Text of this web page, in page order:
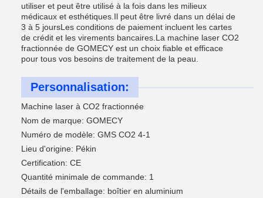
utiliser et peut être utilisé à la fois dans les milieux
médicaux et esthétiques.Il peut être livré dans un délai de
3 à 5 joursLes conditions de paiement incluent les cartes
de crédit et les virements bancaires.La machine laser CO2
fractionnée de GOMECY est un choix fiable et efficace
pour tous vos besoins de traitement de la peau.
Personnalisation:
Machine laser à CO2 fractionnée
Nom de marque: GOMECY
Numéro de modèle: GMS CO2 4-1
Lieu d'origine: Pékin
Certification: CE
Quantité minimale de commande: 1
Détails de l'emballage: boîtier en aluminium